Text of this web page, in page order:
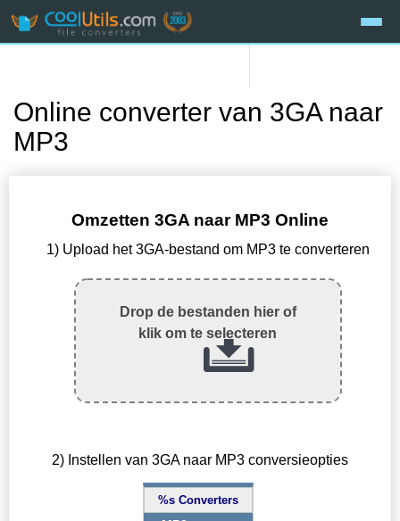
Online converter van 3GA naar
MP3
Omzetten 3GA naar MP3 Online
1) Upload het 3GA-bestand om MP3 te converteren
Drop de bestanden hier of
klik om te selecteren
2) Instellen van 3GA naar MP3 conversieopties
%s Converters